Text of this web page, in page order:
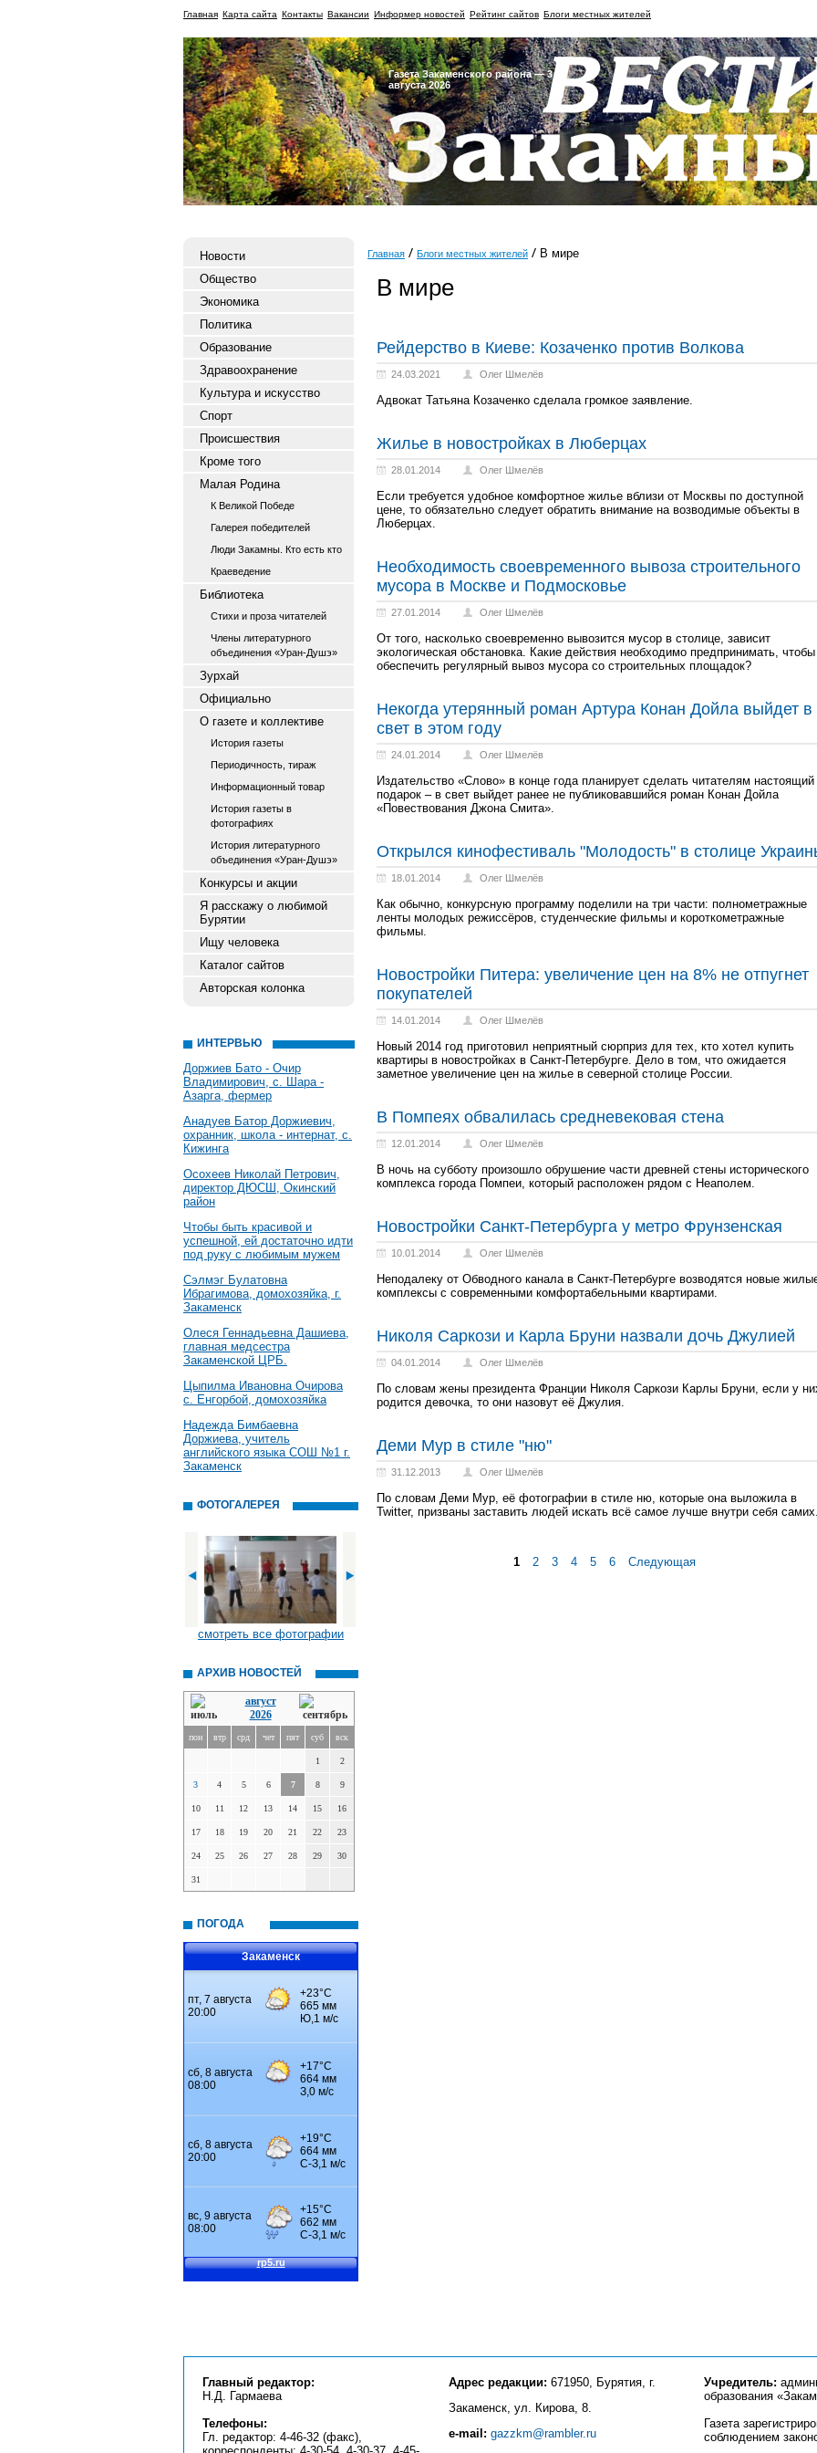
Главная Карта сайта Контакты Вакансии Информер новостей Рейтинг сайтов Блоги местных жителей
Газета Закаменского района — 3
августа 2026
Новости
Общество
Экономика
Политика
Образование
Здравоохранение
Культура и искусство
Спорт
Происшествия
Кроме того
Малая Родина
К Великой Победе
Галерея победителей
Люди Закамны. Кто есть кто
Краеведение
Библиотека
Стихи и проза читателей
Члены литературного
объединения «Уран-Душэ»
Зурхай
Официально
О газете и коллективе
История газеты
Периодичность, тираж
Информационный товар
История газеты в
фотографиях
История литературного
объединения «Уран-Душэ»
Конкурсы и акции
Я расскажу о любимой
Бурятии
Ищу человека
Каталог сайтов
Авторская колонка
ИНТЕРВЬЮ
Доржиев Бато - Очир
Владимирович, с. Шара -
Азарга, фермер
Анадуев Батор Доржиевич,
охранник, школа - интернат, с.
Кижинга
Осохеев Николай Петрович,
директор ДЮСШ, Окинский
район
Чтобы быть красивой и
успешной, ей достаточно идти
под руку с любимым мужем
Сэлмэг Булатовна
Ибрагимова, домохозяйка, г.
Закаменск
Олеся Геннадьевна Дашиева,
главная медсестра
Закаменской ЦРБ.
Цыпилма Ивановна Очирова
с. Енгорбой, домохозяйка
Надежда Бимбаевна
Доржиева, учитель
английского языка СОШ №1 г.
Закаменск
ФОТОГАЛЕРЕЯ
смотреть все фотографии
АРХИВ НОВОСТЕЙ
август
2026
пон втр срд чет пят суб вск
1 2
3 4 5 6 7 8 9
10 11 12 13 14 15 16
17 18 19 20 21 22 23
24 25 26 27 28 29 30
31
ПОГОДА
Закаменск
Главная Блоги местных жителей В мире
В мире
Рейдерство в Киеве: Козаченко против Волкова
24.03.2021 Олег Шмелёв
Адвокат Татьяна Козаченко сделала громкое заявление.
Жилье в новостройках в Люберцах
28.01.2014 Олег Шмелёв
Если требуется удобное комфортное жилье вблизи от Москвы по доступной
цене, то обязательно следует обратить внимание на возводимые объекты в
Люберцах.
Необходимость своевременного вывоза строительного
мусора в Москве и Подмосковье
27.01.2014 Олег Шмелёв
От того, насколько своевременно вывозится мусор в столице, зависит
экологическая обстановка. Какие действия необходимо предпринимать, чтобы
обеспечить регулярный вывоз мусора со строительных площадок?
Некогда утерянный роман Артура Конан Дойла выйдет в
свет в этом году
24.01.2014 Олег Шмелёв
Издательство «Слово» в конце года планирует сделать читателям настоящий
подарок – в свет выйдет ранее не публиковавшийся роман Конан Дойла
«Повествования Джона Смита».
Открылся кинофестиваль "Молодость" в столице
18.01.2014 Олег Шмелёв
Как обычно, конкурсную программу поделили на три части: полнометражные
ленты молодых режиссёров, студенческие фильмы и короткометражные
фильмы.
Новостройки Питера: увеличение цен на 8% не отпугнет
покупателей
14.01.2014 Олег Шмелёв
Новый 2014 год приготовил неприятный сюрприз для тех, кто хотел купить
квартиры в новостройках в Санкт-Петербурге. Дело в том, что ожидается
заметное увеличение цен на жилье в северной столице России.
В Помпеях обвалилась средневековая стена
12.01.2014 Олег Шмелёв
В ночь на субботу произошло обрушение части древней стены исторического
комплекса города Помпеи, который расположен рядом с Неаполем.
Новостройки Санкт-Петербурга у метро Фрунзенская
10.01.2014 Олег Шмелёв
Неподалеку от Обводного канала в Санкт-Петербурге возводятся новые
комплексы с современными комфортабельными квартирами.
Николя Саркози и Карла Бруни назвали дочь Джулией
04.01.2014 Олег Шмелёв
По словам жены президента Франции Николя Саркози Карлы Бруни, если у
родится девочка, то они назовут её Джулия.
Деми Мур в стиле "ню"
31.12.2013 Олег Шмелёв
По словам Деми Мур, её фотографии в стиле ню, которые она выложила в
Twitter, призваны заставить людей искать всё самое лучше внутри себя
1 2 3 4 5 6 Следующая
Главный редактор:
Н.Д. Гармаева
Телефоны:
Гл. редактор: 4-46-32 (факс),
Адрес редакции: 671950, Бурятия, г.
Закаменск, ул. Кирова, 8.
e-mail: gazzkm@rambler.ru
Учредитель:
образования
Газета
соблюдением